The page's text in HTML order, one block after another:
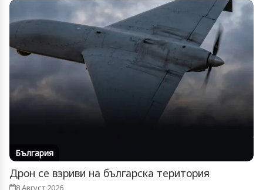
България
Дрон се взриви на българска територия